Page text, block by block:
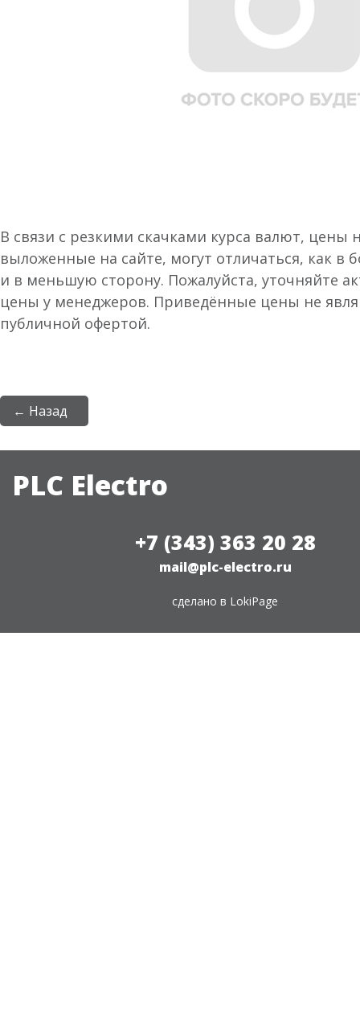
В связи с резкими скачками курса валют, цены
выложенные на сайте, могут отличаться, как в
и в меньшую сторону. Пожалуйста, уточняйте
цены у менеджеров. Приведённые цены не
публичной офертой.
← Назад
PLC Electro
+7 (343) 363 20 28
mail@plc-electro.ru
сделано в LokiPage